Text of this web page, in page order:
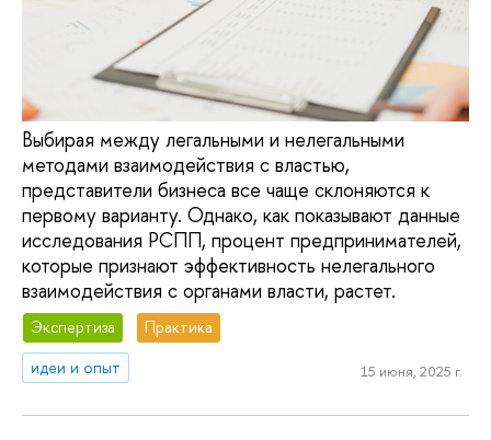
Выбирая между легальными и нелегальными
методами взаимодействия с властью,
представители бизнеса все чаще склоняются к
первому варианту. Однако, как показывают данные
исследования РСПП, процент предпринимателей,
которые признают эффективность нелегального
взаимодействия с органами власти, растет.
Экспертиза
Практика
идеи и опыт
15 июня, 2025 г.